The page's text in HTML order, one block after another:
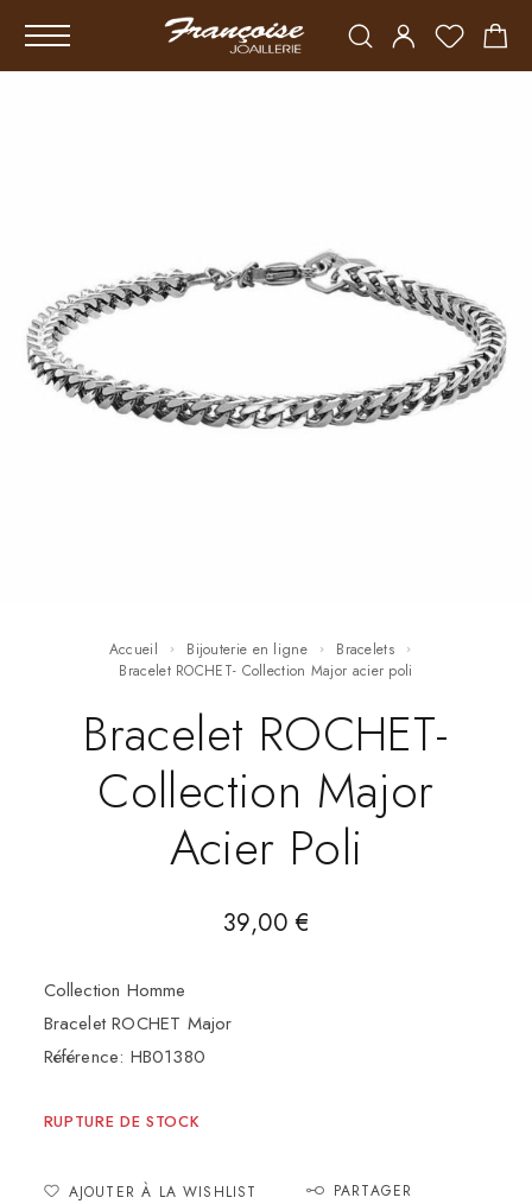
Accueil Bijouterie en ligne
Bracelets
Bracelet ROCHET- Collection Major acier poli
Bracelet ROCHET-
Collection Major
Acier Poli
39,00€
Collection Homme
Bracelet ROCHET Major
Référence: HB01380
RUPTURE DE STOCK
AJOUTER À LA WISHLIST PARTAGER